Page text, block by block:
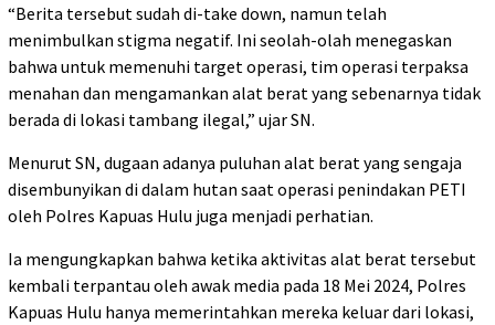
“Berita tersebut sudah di-take down, namun telah
menimbulkan stigma negatif. Ini seolah-olah menegaskan
bahwa untuk memenuhi target operasi, tim operasi terpaksa
menahan dan mengamankan alat berat yang sebenarnya tidak
berada di lokasi tambang ilegal,” ujar SN.
Menurut SN, dugaan adanya puluhan alat berat yang sengaja
disembunyikan di dalam hutan saat operasi penindakan PETI
oleh Polres Kapuas Hulu juga menjadi perhatian.
Ia mengungkapkan bahwa ketika aktivitas alat berat tersebut
kembali terpantau oleh awak media pada 18 Mei 2024, Polres
Kapuas Hulu hanya memerintahkan mereka keluar dari lokasi,